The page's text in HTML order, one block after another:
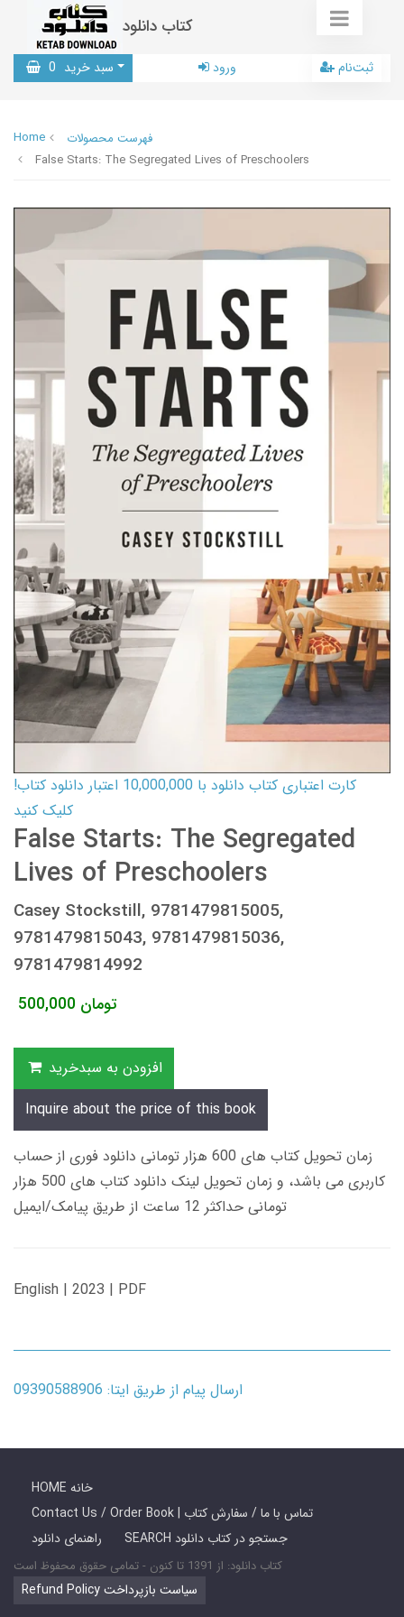
کتاب دانلود
سبد خرید 0 ورود ثبت‌نام
Home
فهرست محصولات
False Starts: The Segregated Lives of Preschoolers
کارت اعتباری کتاب دانلود با 10,000,000 اعتبار دانلود کتاب!
کلیک کنید
False Starts: The Segregated
Lives of Preschoolers
Casey Stockstill, 9781479815005,
9781479815043, 9781479815036,
9781479814992
500,000 تومان
افزودن به سبدخرید
Inquire about the price of this book
زمان تحویل کتاب های 600 هزار تومانی دانلود فوری از حساب
کاربری می باشد، و زمان تحویل لینک دانلود کتاب های 500 هزار
تومانی حداکثر 12 ساعت از طریق پیامک/ایمیل
English | 2023 | PDF
ارسال پیام از طریق ایتا: 09390588906
HOME خانه
Contact Us / Order Book | تماس با ما / سفارش کتاب
راهنمای دانلود
SEARCH جستجو در کتاب دانلود
کتاب دانلود: از 1391 تا کنون - تمامی حقوق محفوظ است
Refund Policy سیاست بازپرداخت